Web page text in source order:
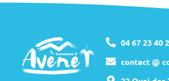
04 67 23 40
contact @